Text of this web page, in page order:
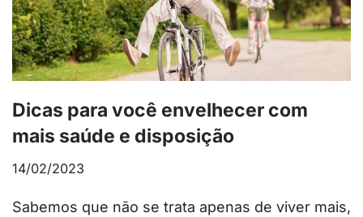
Dicas para você envelhecer com
mais saúde e disposição
14/02/2023
Sabemos que não se trata apenas de viver mais,